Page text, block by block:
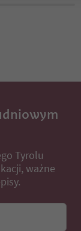
Tyrolu
ważne